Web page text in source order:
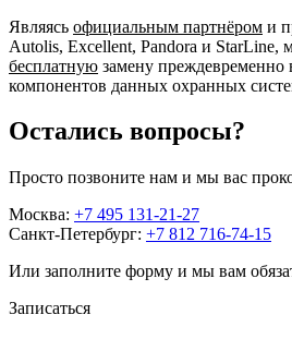
Являясь официальным партнёром и
Autolis, Excellent, Pandora и StarLine,
бесплатную замену
компонентов данных охранных
Остались вопросы?
Просто позвоните нам и мы вас
Москва: +7 495 131-21-27
Санкт-Петербург: +7 812 716-74-15
Или заполните форму и мы вам
Записаться